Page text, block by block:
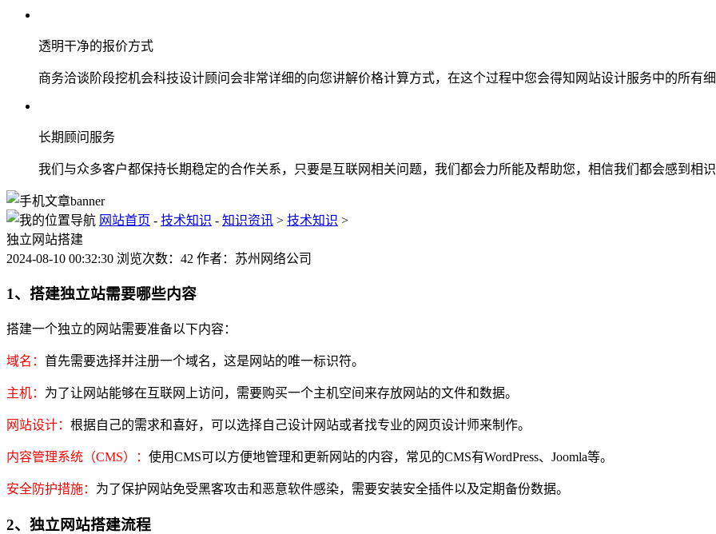
透明干净的报价方式
商务洽谈阶段挖机会科技设计顾问会非常详细的向您讲解价格计算方式，在这个过程中您会得知网站设计服务中的所有
长期顾问服务
我们与众多客户都保持长期稳定的合作关系，只要是互联网相关问题，我们都会力所能及帮助您，相信我们都会感到相
网站首页 - 技术知识 - 知识资讯 > 技术知识 >
独立网站搭建
2024-08-10 00:32:30 浏览次数：42 作者：苏州网络公司
1、搭建独立站需要哪些内容
搭建一个独立的网站需要准备以下内容：
域名： 首先需要选择并注册一个域名，这是网站的唯一标识符。
主机： 为了让网站能够在互联网上访问，需要购买一个主机空间来存放网站的文件和数据。
网站设计： 根据自己的需求和喜好，可以选择自己设计网站或者找专业的网页设计师来制作。
内容管理系统（CMS）： 使用CMS可以方便地管理和更新网站的内容，常见的CMS有WordPress、Joomla等。
安全防护措施： 为了保护网站免受黑客攻击和恶意软件感染，需要安装安全插件以及定期备份数据。
2、独立网站搭建流程